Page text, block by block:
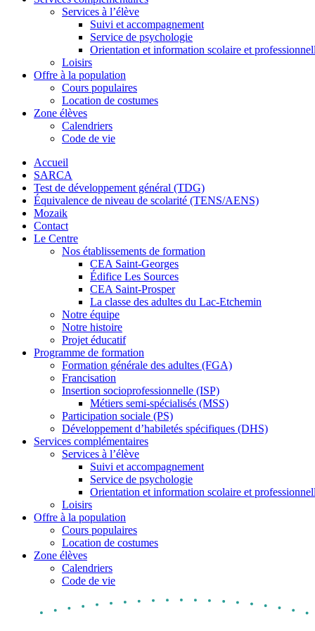
Services à l’élève
Suivi et accompagnement
Service de psychologie
Orientation et information scolaire et
Loisirs
Offre à la population
Cours populaires
Location de costumes
Zone élèves
Calendriers
Code de vie
Accueil
SARCA
Test de développement général (TDG)
Équivalence de niveau de scolarité (TENS/AENS)
Mozaik
Contact
Le Centre
Nos établissements de formation
CEA Saint-Georges
Édifice Les Sources
CEA Saint-Prosper
La classe des adultes du Lac-Etchemin
Notre équipe
Notre histoire
Projet éducatif
Programme de formation
Formation générale des adultes (FGA)
Francisation
Insertion socioprofessionnelle (ISP)
Métiers semi-spécialisés (MSS)
Participation sociale (PS)
Développement d’habiletés spécifiques (DHS)
Services complémentaires
Services à l’élève
Suivi et accompagnement
Service de psychologie
Orientation et information scolaire et
Loisirs
Offre à la population
Cours populaires
Location de costumes
Zone élèves
Calendriers
Code de vie